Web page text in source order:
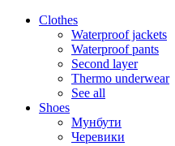
Clothes
Waterproof jackets
Waterproof pants
Second layer
Thermo underwear
See all
Shoes
Мунбути
Черевики